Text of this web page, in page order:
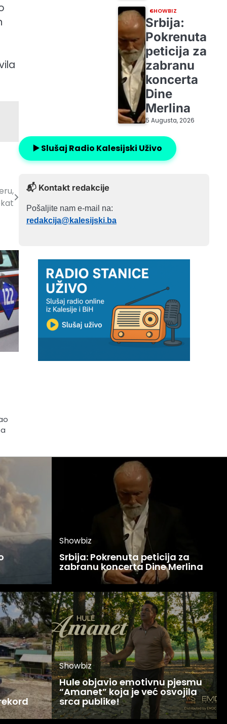
SHOWBIZ
Srbija:
Pokrenuta
peticija za
zabranu
koncerta
Dine
Merlina
5 Augusta, 2026
▶️ Slušaj Radio Kalesijski Uživo
📬 Kontakt redakcije
Pošaljite nam e-mail na:
redakcija@kalesijski.ba
Showbiz
Srbija: Pokrenuta peticija za
zabranu koncerta Dine Merlina
Showbiz
Hule objavio emotivnu pjesmu
“Amanet” koja je već osvojila
srca publike!